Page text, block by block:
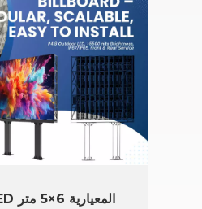
حلول لوحات الإعلانات LED المعيارية 6×5 متر